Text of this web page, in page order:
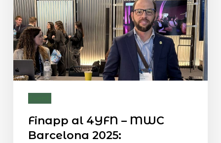
Finapp al 4YFN – MWC
Barcelona 2025: